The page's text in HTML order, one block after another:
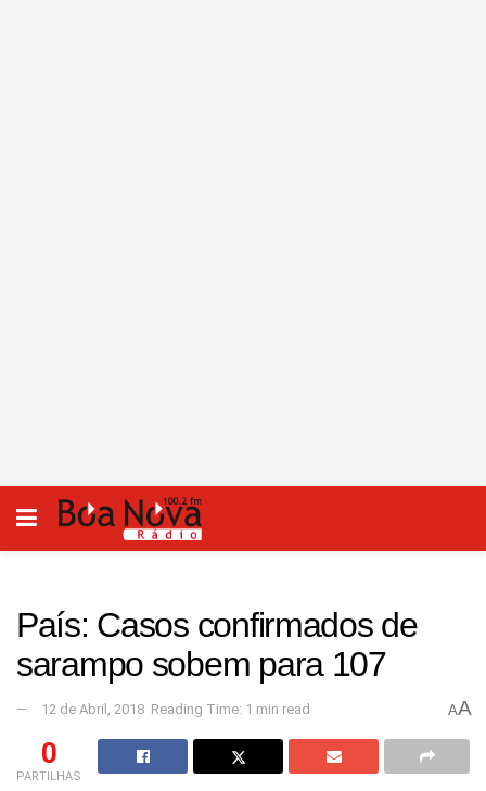
País: Casos confirmados de
sarampo sobem para 107
12 de Abril, 2018 Reading Time: 1 min read AA
0
PARTILHAS